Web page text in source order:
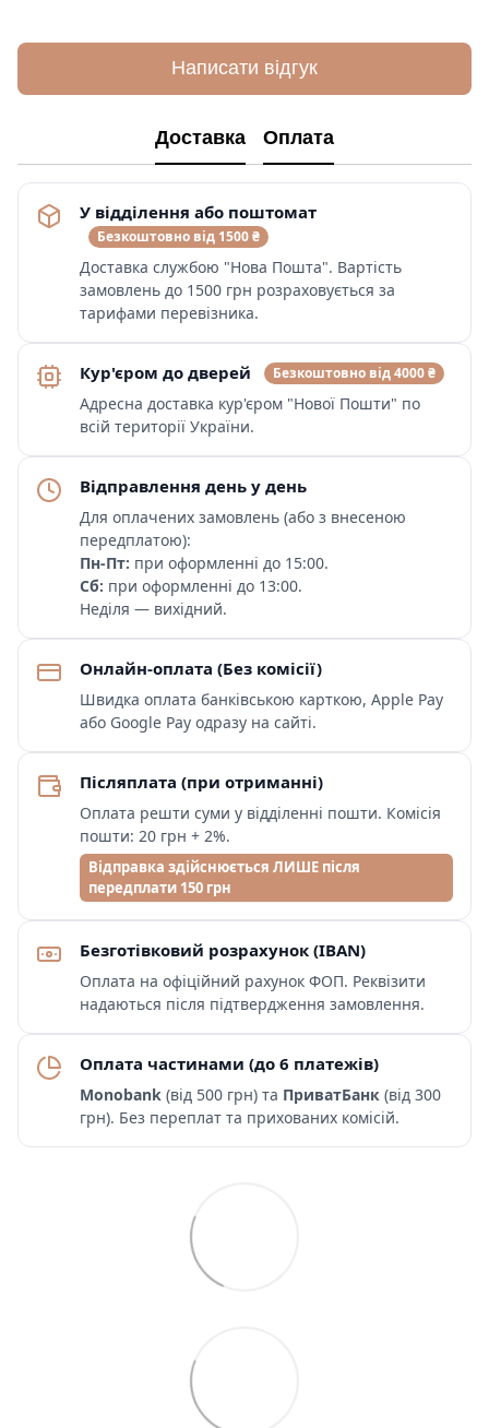
Написати відгук
Доставка Оплата
У відділення або поштомат
Безкоштовно від 1500 ₴
Доставка службою "Нова Пошта". Вартість
замовлень до 1500 грн розраховується за
тарифами перевізника.
Кур'єром до дверей Безкоштовно від 4000 ₴
Адресна доставка кур'єром "Нової Пошти" по
всій території України.
Відправлення день у день
Для оплачених замовлень (або з внесеною
передплатою):
Пн-Пт: при оформленні до 15:00.
Сб: при оформленні до 13:00.
Неділя — вихідний.
Онлайн-оплата (Без комісії)
Швидка оплата банківською карткою, Apple Pay
або Google Pay одразу на сайті.
Післяплата (при отриманні)
Оплата решти суми у відділенні пошти. Комісія
пошти: 20 грн + 2%.
Відправка здійснюється ЛИШЕ після
передплати 150 грн
Безготівковий розрахунок (IBAN)
Оплата на офіційний рахунок ФОП. Реквізити
надаються після підтвердження замовлення.
Оплата частинами (до 6 платежів)
Monobank (від 500 грн) та ПриватБанк (від 300
грн). Без переплат та прихованих комісій.